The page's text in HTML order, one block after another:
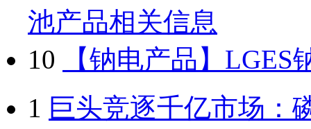
池产品相关信息
10
【钠电产品】
1 巨头竞逐千亿市场：